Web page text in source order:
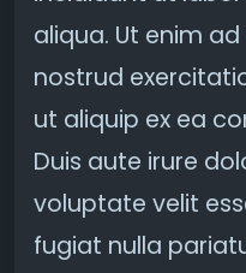
aliqua. Ut enim
nostrud
ut aliquip ex ea
Duis aute irure
voluptate velit
fugiat nulla